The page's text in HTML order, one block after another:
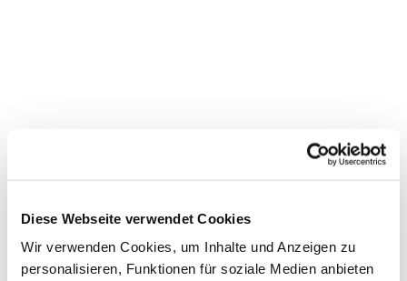
Diese Webseite verwendet Cookies
Wir verwenden Cookies, um Inhalte und Anzeigen zu
personalisieren, Funktionen für soziale Medien anbieten